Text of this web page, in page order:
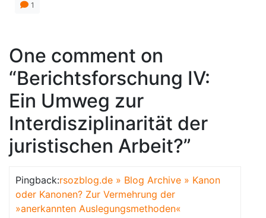
1
One comment on
“Berichtsforschung IV:
Ein Umweg zur
Interdisziplinarität der
juristischen Arbeit?”
Pingback:rsozblog.de » Blog Archive » Kanon
oder Kanonen? Zur Vermehrung der
»anerkannten Auslegungsmethoden«